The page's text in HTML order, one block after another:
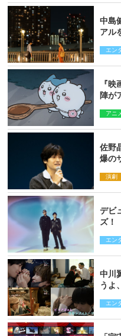
中島
アル
エン
『
陣が
アニ
佐野
爆の
演劇
デビ
ズ！
信リ
エン
中川
うよ
エン